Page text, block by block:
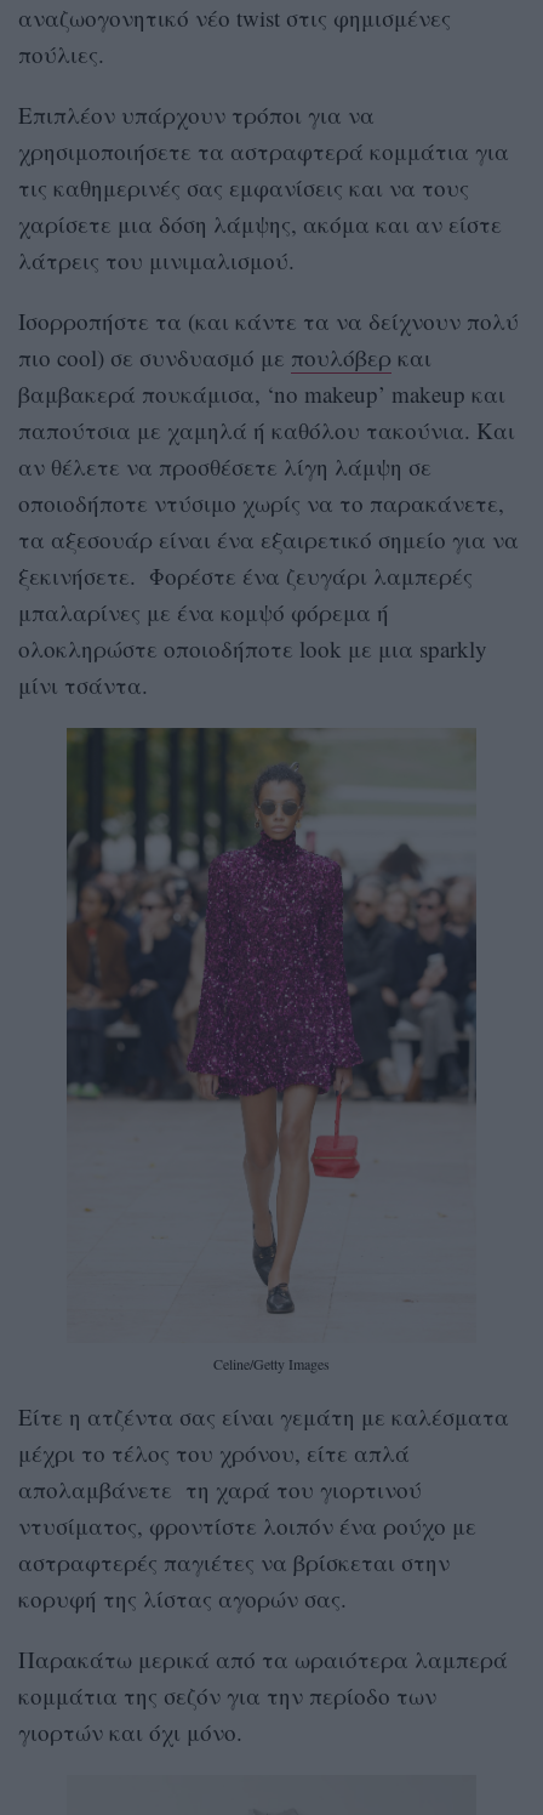
αναζωογονητικό νέο twist στις φημισμένες
πούλιες.
Επιπλέον υπάρχουν τρόποι για να
χρησιμοποιήσετε τα αστραφτερά κομμάτια για
τις καθημερινές σας εμφανίσεις και να τους
χαρίσετε μια δόση λάμψης, ακόμα και αν είστε
λάτρεις του μινιμαλισμού.
Ισορροπήστε τα (και κάντε τα να δείχνουν πολύ
πιο cool) σε συνδυασμό με πουλόβερ και
βαμβακερά πουκάμισα, ‘no makeup’ makeup και
παπούτσια με χαμηλά ή καθόλου τακούνια. Kαι
αν θέλετε να προσθέσετε λίγη λάμψη σε
οποιοδήποτε ντύσιμο χωρίς να το παρακάνετε,
τα αξεσουάρ είναι ένα εξαιρετικό σημείο για να
ξεκινήσετε. Φορέστε ένα ζευγάρι λαμπερές
μπαλαρίνες με ένα κομψό φόρεμα ή
ολοκληρώστε οποιοδήπoτε look με μια sparkly
μίνι τσάντα.
Celine/Getty Images
Είτε η ατζέντα σας είναι γεμάτη με καλέσματα
μέχρι το τέλος του χρόνου, είτε απλά
απολαμβάνετε τη χαρά του γιορτινού
ντυσίματος, φροντίστε λοιπόν ένα ρούχο με
αστραφτερές παγιέτες να βρίσκεται στην
κορυφή της λίστας αγορών σας.
Παρακάτω μερικά από τα ωραιότερα λαμπερά
κομμάτια της σεζόν για την περίοδο των
γιορτών και όχι μόνο.